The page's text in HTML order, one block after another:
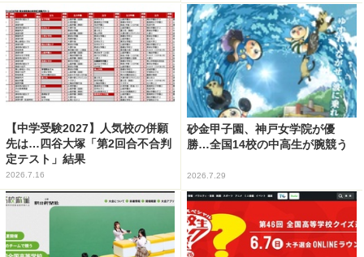
【中学受験2027】人気校の併願
先は…四谷大塚「第2回合不合判
定テスト」結果
2026.7.16
砂金甲子園、神戸女学院が優
勝…全国14校の中高生が腕競う
2026.7.29